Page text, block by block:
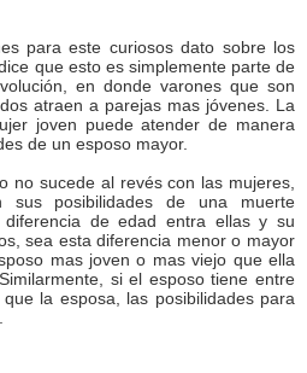
para este curiosos dato sobre los
que esto es simplemente parte de
en donde varones que son
atraen a parejas mas jóvenes. La
joven puede atender de manera
de un esposo mayor.
no sucede al revés con las mujeres,
sus posibilidades de una muerte
de edad entra ellas y su
sea esta diferencia menor o mayor
mas joven o mas viejo que ella
si el esposo tiene entre
la esposa, las posibilidades para